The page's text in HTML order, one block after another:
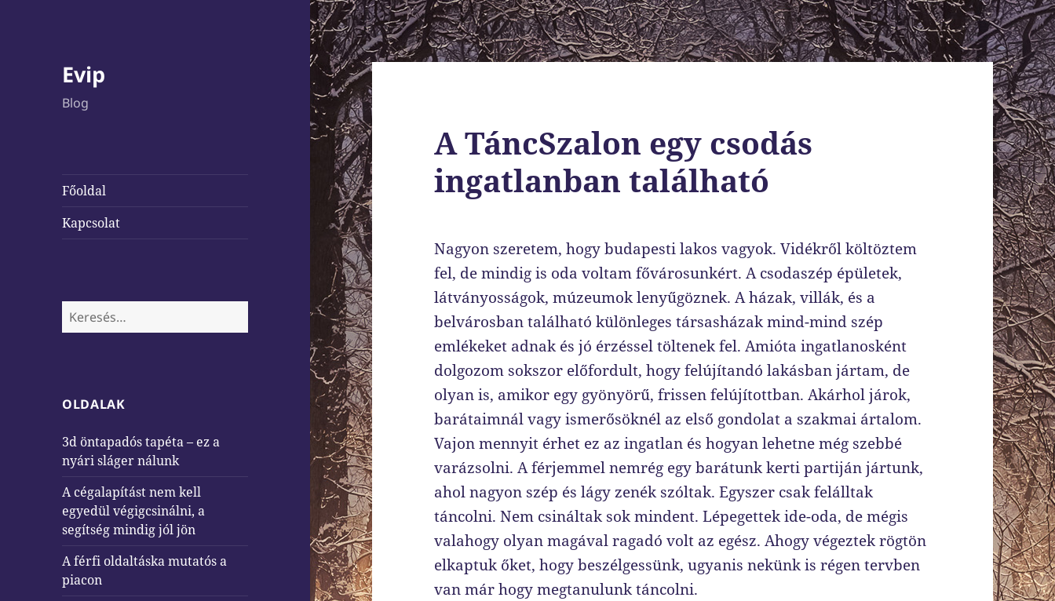
Evip
Blog
Főoldal
Kapcsolat
Keresés:
OLDALAK
3d öntapadós tapéta – ez a
nyári sláger nálunk
A cégalapítást nem kell
egyedül végigcsinálni, a
segítség mindig jól jön
A férfi oldaltáska mutatós a
piacon
A TáncSzalon egy csodás
ingatlanban található
Nagyon szeretem, hogy budapesti lakos vagyok. Vidékről költöztem
fel, de mindig is oda voltam fővárosunkért. A csodaszép épületek,
látványosságok, múzeumok lenyűgöznek. A házak, villák, és a
belvárosban található különleges társasházak mind-mind szép
emlékeket adnak és jó érzéssel töltenek fel. Amióta ingatlanosként
dolgozom sokszor előfordult, hogy felújítandó lakásban jártam, de
olyan is, amikor egy gyönyörű, frissen felújítottban. Akárhol járok,
barátaimnál vagy ismerősöknél az első gondolat a szakmai ártalom.
Vajon mennyit érhet ez az ingatlan és hogyan lehetne még szebbé
varázsolni. A férjemmel nemrég egy barátunk kerti partiján jártunk,
ahol nagyon szép és lágy zenék szóltak. Egyszer csak felálltak
táncolni. Nem csináltak sok mindent. Lépegettek ide-oda, de mégis
valahogy olyan magával ragadó volt az egész. Ahogy végeztek rögtön
elkaptuk őket, hogy beszélgessünk, ugyanis nekünk is régen tervben
van már hogy megtanulunk táncolni.